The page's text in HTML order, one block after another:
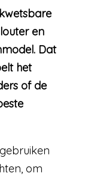
en
Dat
het
of de
om